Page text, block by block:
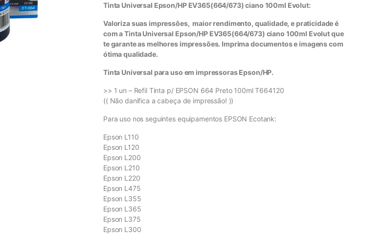
Tinta Universal Epson/HP EV365(664/673) ciano 100ml Evolut:
Valoriza suas impressões, maior rendimento, qualidade, e praticidade é
com a Tinta Universal Epson/HP EV365(664/673) ciano 100ml Evolut que
te garante as melhores impressões. Imprima documentos e imagens com
ótima qualidade.
Tinta Universal para uso em impressoras Epson/HP.
>> 1 un – Refil Tinta p/ EPSON 664 Preto 100ml T664120
(( Não danifica a cabeça de impressão! ))
Para uso nos seguintes equipamentos EPSON Ecotank:
Epson L110
Epson L120
Epson L200
Epson L210
Epson L220
Epson L475
Epson L355
Epson L365
Epson L375
Epson L300